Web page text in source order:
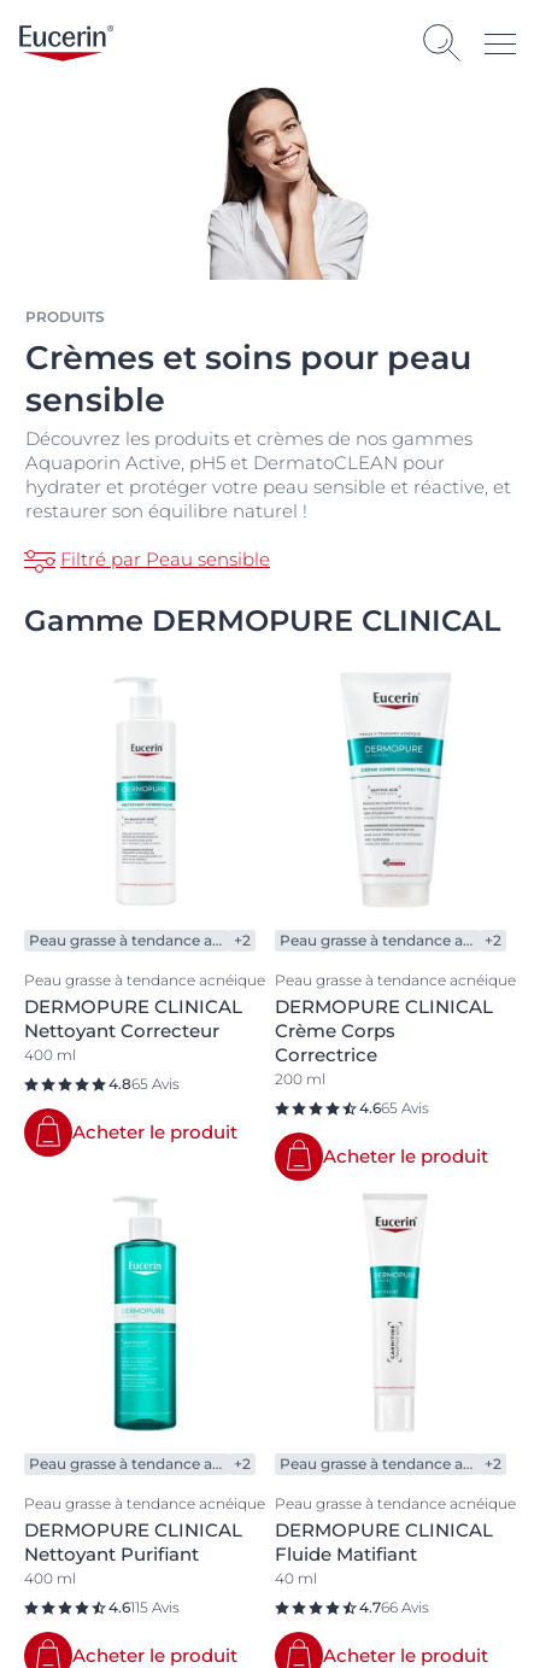
PRODUITS
Crèmes et soins pour peau
sensible
Découvrez les produits et crèmes de nos gammes
Aquaporin Active, pH5 et DermatoCLEAN pour
hydrater et protéger votre peau sensible et réactive, et
restaurer son équilibre naturel !
Filtré par Peau sensible
Gamme DERMOPURE CLINICAL
Peau grasse à tendance acnéique +2
Peau grasse à tendance acnéique
DERMOPURE CLINICAL
Nettoyant Correcteur
400 ml
4.865 Avis
Acheter le produit
Peau grasse à tendance acnéique +2
Peau grasse à tendance acnéique
DERMOPURE CLINICAL
Crème Corps
Correctrice
200 ml
4.665 Avis
Acheter le produit
Peau grasse à tendance acnéique +2
Peau grasse à tendance acnéique
DERMOPURE CLINICAL
Nettoyant Purifiant
400 ml
4.6115 Avis
Acheter le produit
Peau grasse à tendance acnéique +2
Peau grasse à tendance acnéique
DERMOPURE CLINICAL
Fluide Matifiant
40 ml
4.766 Avis
Acheter le produit